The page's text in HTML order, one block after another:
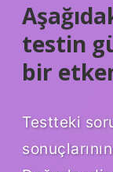
testin
bir
Testteki